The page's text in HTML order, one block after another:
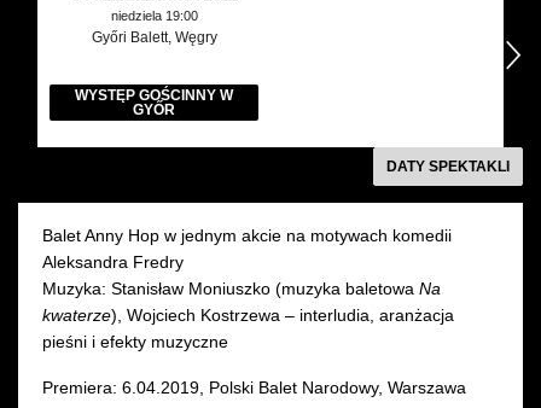
niedziela 19:00
Győri Balett, Węgry
WYSTĘP GOŚCINNY W
GYŐR
DATY SPEKTAKLI
Balet Anny Hop w jednym akcie na motywach komedii
Aleksandra Fredry
Muzyka: Stanisław Moniuszko (muzyka baletowa Na
kwaterze), Wojciech Kostrzewa – interludia, aranżacja
pieśni i efekty muzyczne
Premiera: 6.04.2019, Polski Balet Narodowy, Warszawa